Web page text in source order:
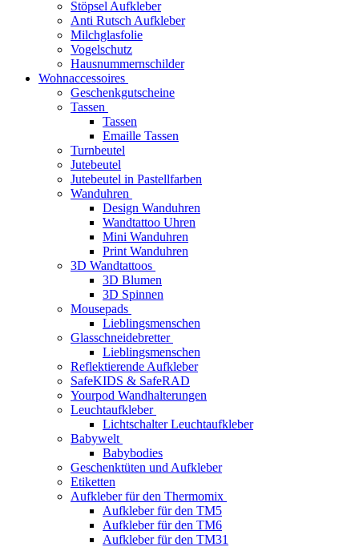
Stöpsel Aufkleber
Anti Rutsch Aufkleber
Milchglasfolie
Vogelschutz
Hausnummernschilder
Wohnaccessoires
Geschenkgutscheine
Tassen
Tassen
Emaille Tassen
Turnbeutel
Jutebeutel
Jutebeutel in Pastellfarben
Wanduhren
Design Wanduhren
Wandtattoo Uhren
Mini Wanduhren
Print Wanduhren
3D Wandtattoos
3D Blumen
3D Spinnen
Mousepads
Lieblingsmenschen
Glasschneidebretter
Lieblingsmenschen
Reflektierende Aufkleber
SafeKIDS & SafeRAD
Yourpod Wandhalterungen
Leuchtaufkleber
Lichtschalter Leuchtaufkleber
Babywelt
Babybodies
Geschenktüten und Aufkleber
Etiketten
Aufkleber für den Thermomix
Aufkleber für den TM5
Aufkleber für den TM6
Aufkleber für den TM31